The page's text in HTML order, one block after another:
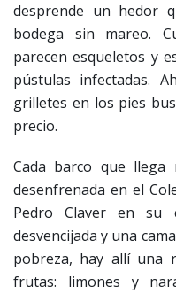
desprende un hedor
bodega sin mareo.
parecen esqueletos y
pústulas infectadas.
grilletes en los pies
precio.
Cada barco que
desenfrenada en el
Pedro Claver en su
desvencijada y una
pobreza, hay allí una
frutas: limones y